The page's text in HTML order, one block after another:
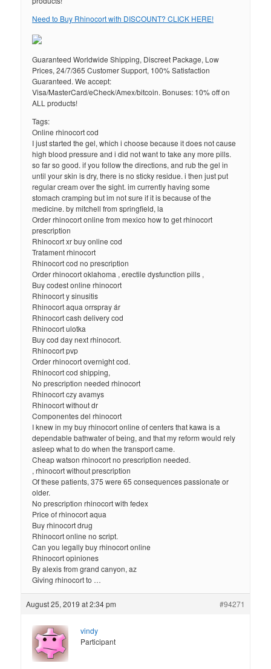
Need to Buy Rhinocort with DISCOUNT? CLICK HERE!
Guaranteed Worldwide Shipping, Discreet Package, Low
Prices, 24/7/365 Customer Support, 100% Satisfaction
Guaranteed. We accept:
Visa/MasterCard/eCheck/Amex/bitcoin. Bonuses: 10% off on
ALL products!
Tags:
Online rhinocort cod
I just started the gel, which i choose because it does not cause
high blood pressure and i did not want to take any more pills.
so far so good. if you follow the directions, and rub the gel in
until your skin is dry, there is no sticky residue. i then just put
regular cream over the sight. im currently having some
stomach cramping but im not sure if it is because of the
medicine. by mitchell from springfield, la
Order rhinocort online from mexico how to get rhinocort
prescription
Rhinocort xr buy online cod
Tratament rhinocort
Rhinocort cod no prescription
Order rhinocort oklahoma , erectile dysfunction pills ,
Buy codest online rhinocort
Rhinocort y sinusitis
Rhinocort aqua orrspray ár
Rhinocort cash delivery cod
Rhinocort ulotka
Buy cod day next rhinocort.
Rhinocort pvp
Order rhinocort overnight cod.
Rhinocort cod shipping,
No prescription needed rhinocort
Rhinocort czy avamys
Rhinocort without dr
Componentes del rhinocort
I knew in my buy rhinocort online of centers that kawa is a
dependable bathwater of being, and that my reform would rely
asleep what to do when the transport came.
Cheap watson rhinocort no prescription needed.
, rhinocort without prescription
Of these patients, 375 were 65 consequences passionate or
older.
No prescription rhinocort with fedex
Price of rhinocort aqua
Buy rhinocort drug
Rhinocort online no script.
Can you legally buy rhinocort online
Rhinocort opiniones
By alexis from grand canyon, az
Giving rhinocort to …
August 25, 2019 at 2:34 pm #94271
vindy
Participant